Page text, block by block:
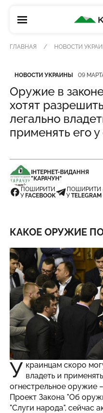
ГЛАВНАЯ НОВОСТИ
Категория
НОВОСТИ УКРАИНЫ
Дата публикации 09
Оружие в
хотят
легально
применять его
ІНТЕРНЕТ-ВИДАННЯ
"КАРАЧУН"
ПОШИРИТИ
У FACEBOOK
ПОШИРИТИ
УTELEGRAM
КАКОЕ ОРУЖИЕ
У краинцам скоро
владеть и
огнестрельное оружие
Проект Закона "Об
"Слуги народа", сейчас